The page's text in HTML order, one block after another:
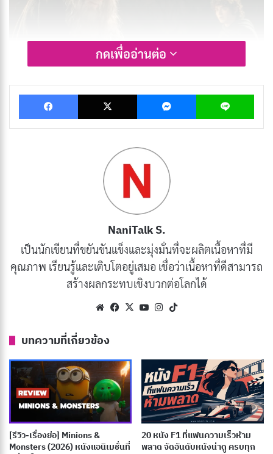
The Lord of the Rings: The Fellowship of the Ring
เป็นจุดเริ่มต้นของมหากาพย์แฟนตาซีที่เปลี่ยนโฉมวงการ
ต้องปกป้องแหวนแห่งอำนาจจาก เซารอน
ถ่ายทอดโลกมิดเดิ้ลเอิร์ธได้อย่างน่าทึ่งด้วยภาพที่งดงาม
และการเล่าเรื่องที่เข้มข้น การผจญภัยครั้งนี้เต็มไปด้วย
มิตรภาพ ความกล้าหาญ และการต่อสู้ที่ยิ่งใหญ่
นอกจากงานภาพที่ตระการตา หนังยังมีตัวละครที่น่าจดจำ
และการแสดงที่ยอดเยี่ยมจากนักแสดงอย่างเอไลจาห์ วูด
เอียน แม็คเคลเลนความสำเร็จของหนังเรื่องนี้วาง
รากฐานให้กับไตรภาคที่กลายเป็นตำนาน และยังคงเป็นที่รัก
บทความที่เกี่ยวข้อง
[รีวิว-เรื่องย่อ] The Insipid Prince (2026) อนิเมะ
เจ้าชายจอมซ่อนเกมชิงบัลลังก์
กรกฎาคม 9, 2026
กดเพื่ออ่านต่อ
Facebook X Messenger Line
NaniTalk S.
เป็นนักเขียนที่ขยันขันแข็งและมุ่งมั่นที่จะผลิตเนื้อหาที่มี
คุณภาพ เรียนรู้และเติบโตอยู่เสมอ เชื่อว่าเนื้อหาที่ดีสามารถ
สร้างผลกระทบเชิงบวกต่อโลกได้
WebsiteFacebook
X YouTubeInstagram
บทความที่เกี่ยวข้อง
[รีวิว-เรื่องย่อ] Minions &
Monsters (2026) หนังแอนิเมชั่นที่
20 หนัง F1 ที่แฟนความเร็วห้าม
พลาด จัดอันดับหนังน่าดู ครบทุก